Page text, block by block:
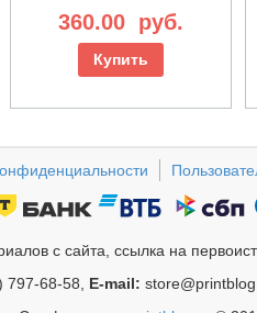
360.00 руб.
Купить
с сайта, ссылка на
797-68-58, E-mail: